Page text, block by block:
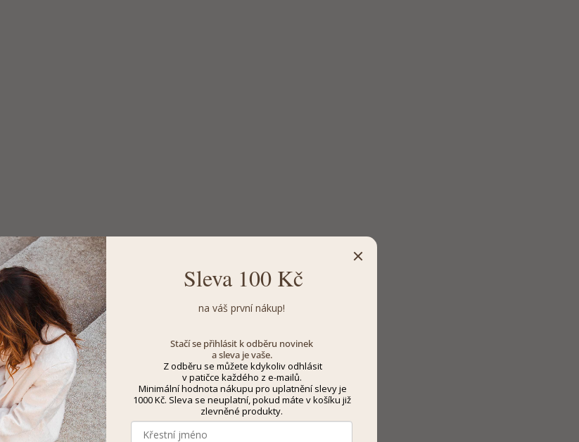
Sleva 100 Kč
na váš první nákup!
Stačí se přihlásit k odběru novinek
a sleva je vaše.
Z odběru se můžete kdykoliv odhlásit
v patičce každého z e-mailů.
Minimální hodnota nákupu pro uplatnění slevy je
1000 Kč. Sleva se neuplatní, pokud máte v košíku již
zlevněné produkty.